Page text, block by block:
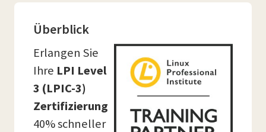
Überblick
Erlangen Sie
Ihre LPI Level
3 (LPIC-3)
Zertifizierung
40% schneller